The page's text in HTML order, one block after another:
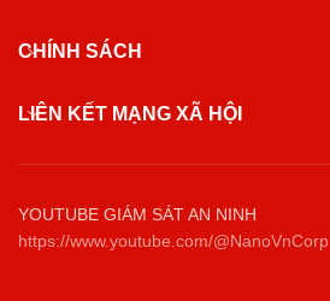
CHÍNH SÁCH
LIÊN KẾT MẠNG XÃ HỘI
YOUTUBE GIÁM SÁT AN NINH
https://www.youtube.com/@NanoVnCorp